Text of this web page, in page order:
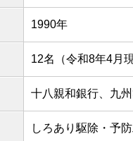
1990年
12名（令和8年4月現
十八親和銀行、九
しろあり駆除・予